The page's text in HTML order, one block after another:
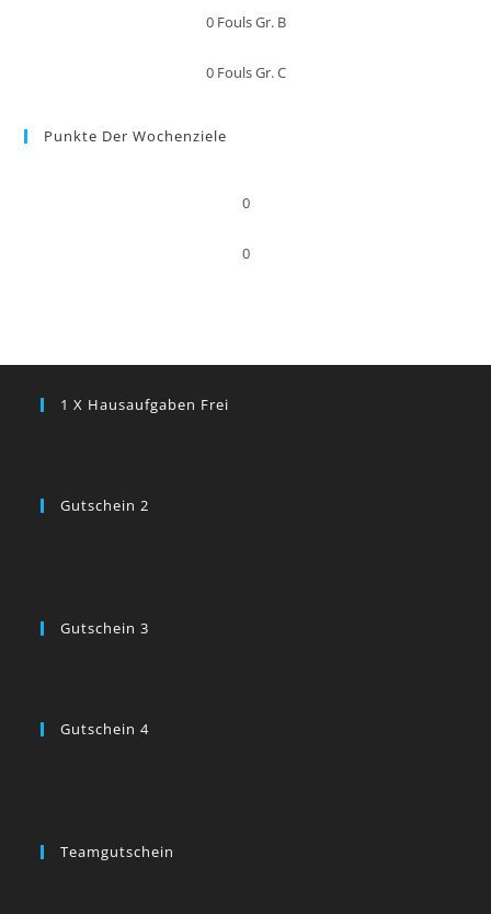
0 Fouls Gr. B
0 Fouls Gr. C
Punkte Der Wochenziele
0
0
1 X Hausaufgaben Frei
Gutschein 2
Gutschein 3
Gutschein 4
Teamgutschein